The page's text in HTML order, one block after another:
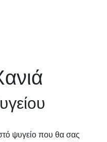
ψυγείο που θα σας